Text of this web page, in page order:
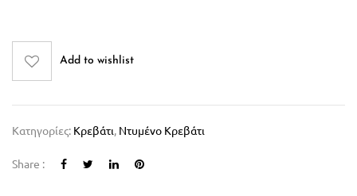
Add to wishlist
Κατηγορίες: Κρεβάτι, Ντυμένο Κρεβάτι
Share :